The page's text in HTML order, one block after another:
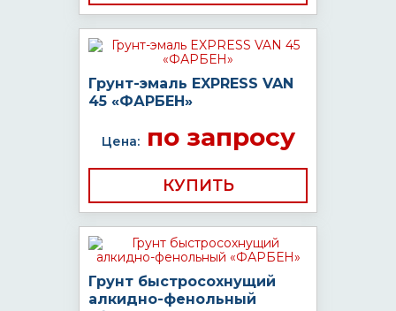
Грунт-эмаль EXPRESS VAN
45 «ФАРБЕН»
Цена:по запросу
КУПИТЬ
Грунт быстросохнущий
алкидно-фенольный